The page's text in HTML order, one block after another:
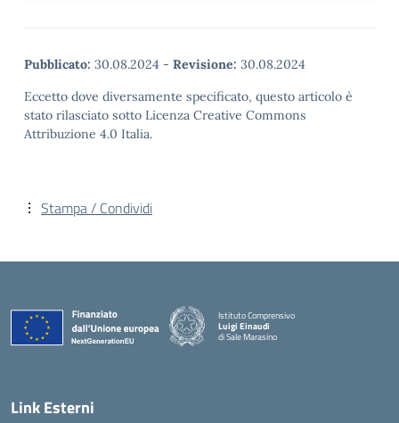
Pubblicato: 30.08.2024 - Revisione: 30.08.2024
Eccetto dove diversamente specificato, questo articolo è
stato rilasciato sotto Licenza Creative Commons
Attribuzione 4.0 Italia.
Stampa / Condividi
Istituto Comprensivo
Luigi Einaudi
di Sale Marasino
Link Esterni